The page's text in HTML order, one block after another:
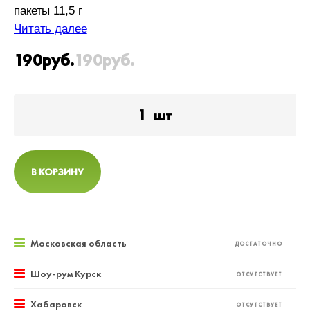
пакеты 11,5 г
Читать далее
190руб.190руб.
1 шт
В КОРЗИНУ
Московская область ДОСТАТОЧНО
Шоу-рум Курск ОТСУТСТВУЕТ
Хабаровск ОТСУТСТВУЕТ